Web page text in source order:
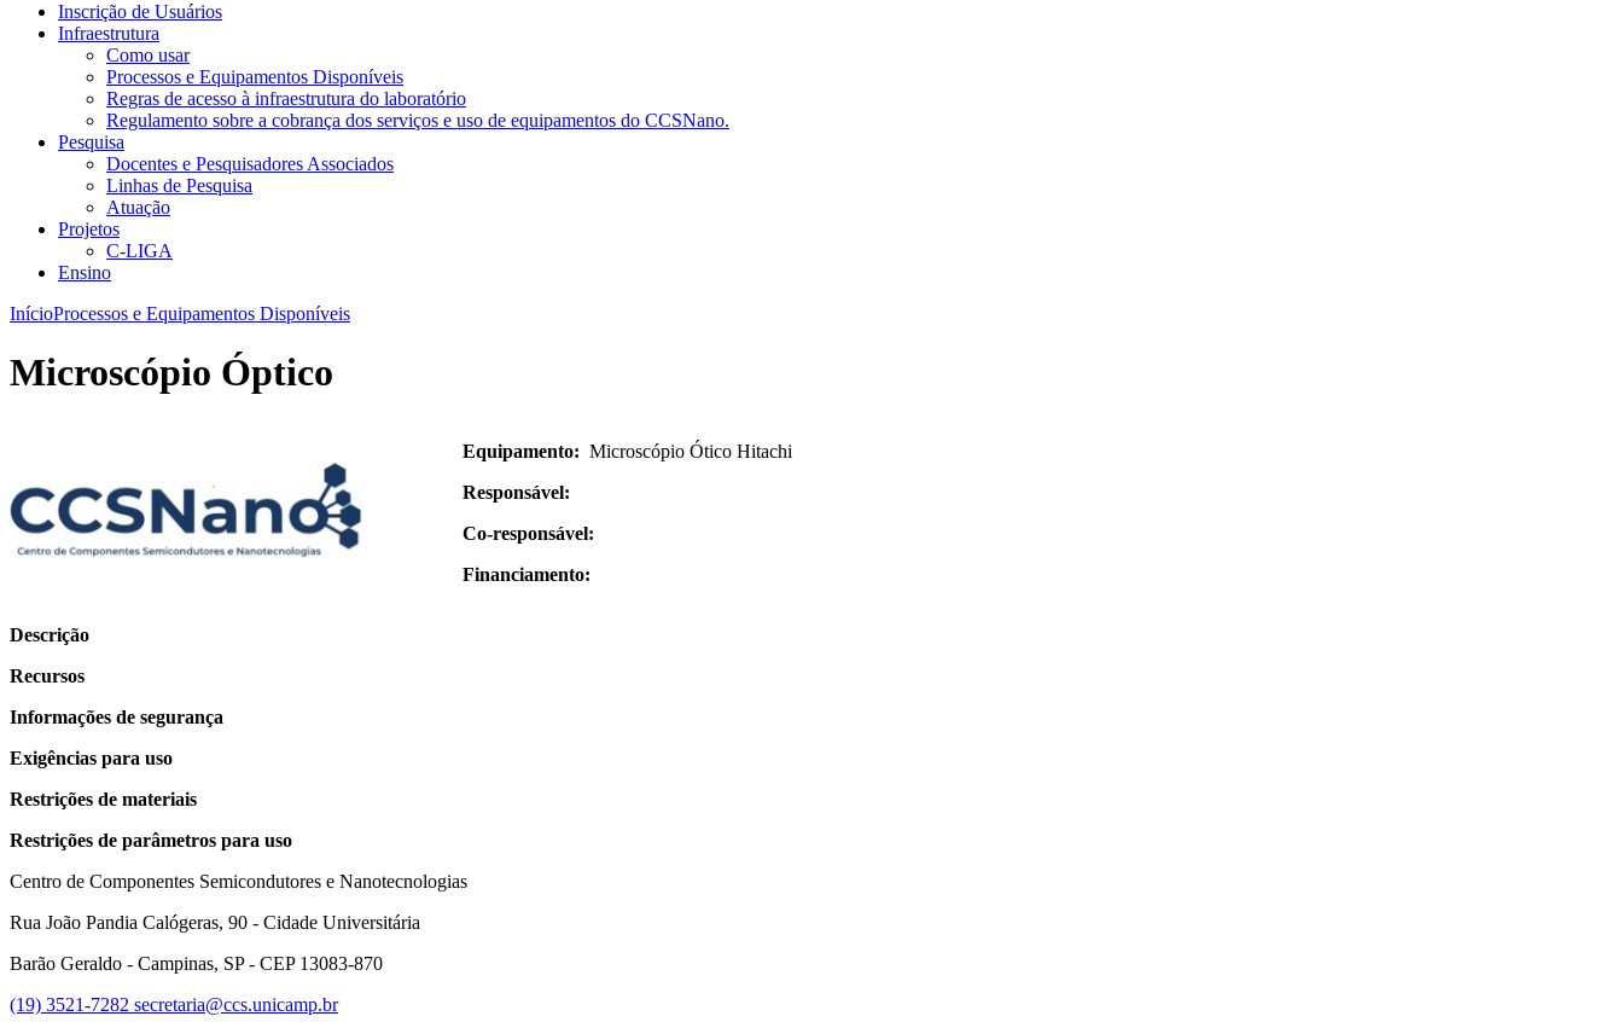
Inscrição de Usuários
Infraestrutura
Como usar
Processos e Equipamentos Disponíveis
Regras de acesso à infraestrutura do laboratório
Regulamento sobre a cobrança dos serviços e uso de equipamentos do CCSNano.
Pesquisa
Docentes e Pesquisadores Associados
Linhas de Pesquisa
Atuação
Projetos
C-LIGA
Ensino
InícioProcessos e Equipamentos Disponíveis
Microscópio Óptico
Equipamento: Microscópio Ótico Hitachi
Responsável:
Co-responsável:
Financiamento:
Descrição
Recursos
Informações de segurança
Exigências para uso
Restrições de materiais
Restrições de parâmetros para uso
Centro de Componentes Semicondutores e Nanotecnologias
Rua João Pandia Calógeras, 90 - Cidade Universitária
Barão Geraldo - Campinas, SP - CEP 13083-870
(19) 3521-7282 secretaria@ccs.unicamp.br